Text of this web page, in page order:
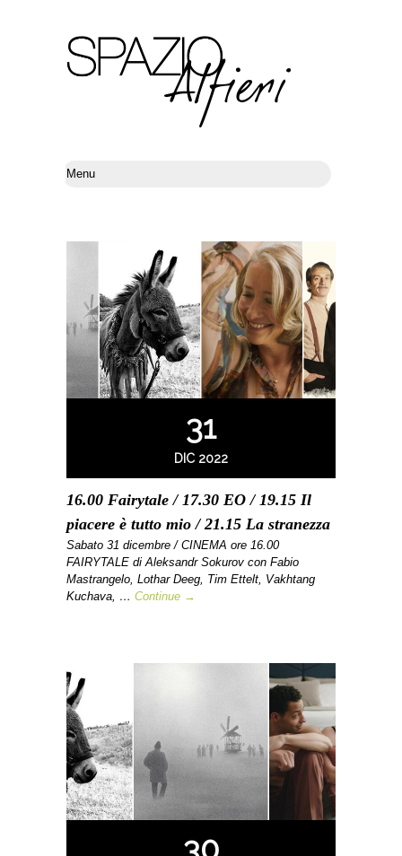
31
DIC 2022
16.00 Fairytale / 17.30 EO / 19.15 Il
piacere è tutto mio / 21.15 La stranezza
Sabato 31 dicembre / CINEMA ore 16.00
FAIRYTALE di Aleksandr Sokurov con Fabio
Mastrangelo, Lothar Deeg, Tim Ettelt, Vakhtang
Kuchava, … Continue →